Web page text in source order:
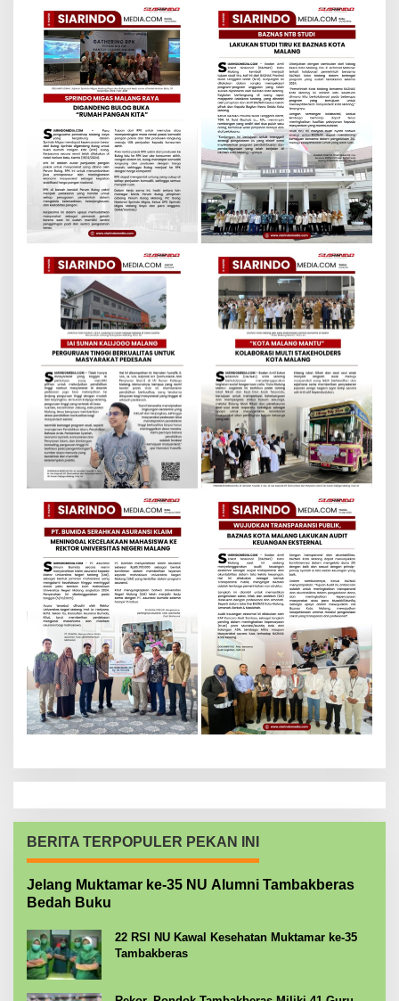
BERITA TERPOPULER PEKAN INI
Jelang Muktamar ke-35 NU Alumni Tambakberas
Bedah Buku
22 RSI NU Kawal Kesehatan Muktamar ke-35
Tambakberas